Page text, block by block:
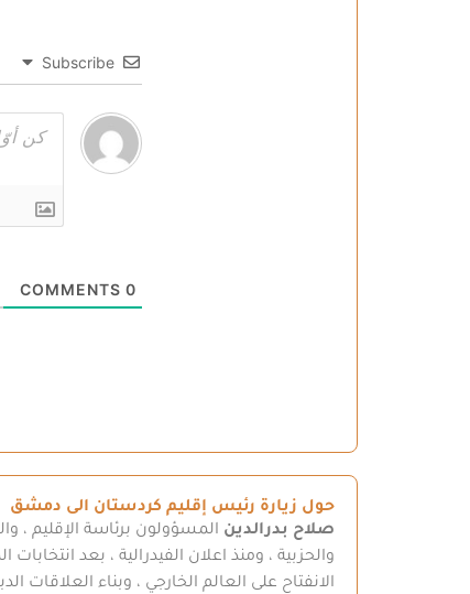
Subscribe
0
حول زيارة رئيس إقليم كردستان الى دمشق
صلاح بدرالدين المسؤولون برئاسة الإقليم ،
الانفتاح على العالم الخارجي ، وبناء العلاقات